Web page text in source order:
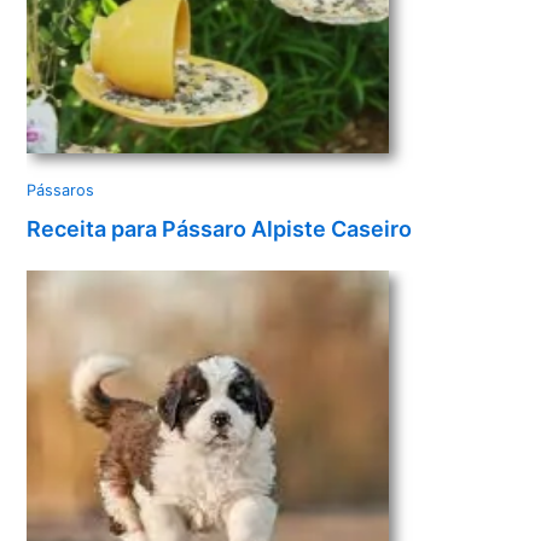
Pássaros
Receita para Pássaro Alpiste Caseiro